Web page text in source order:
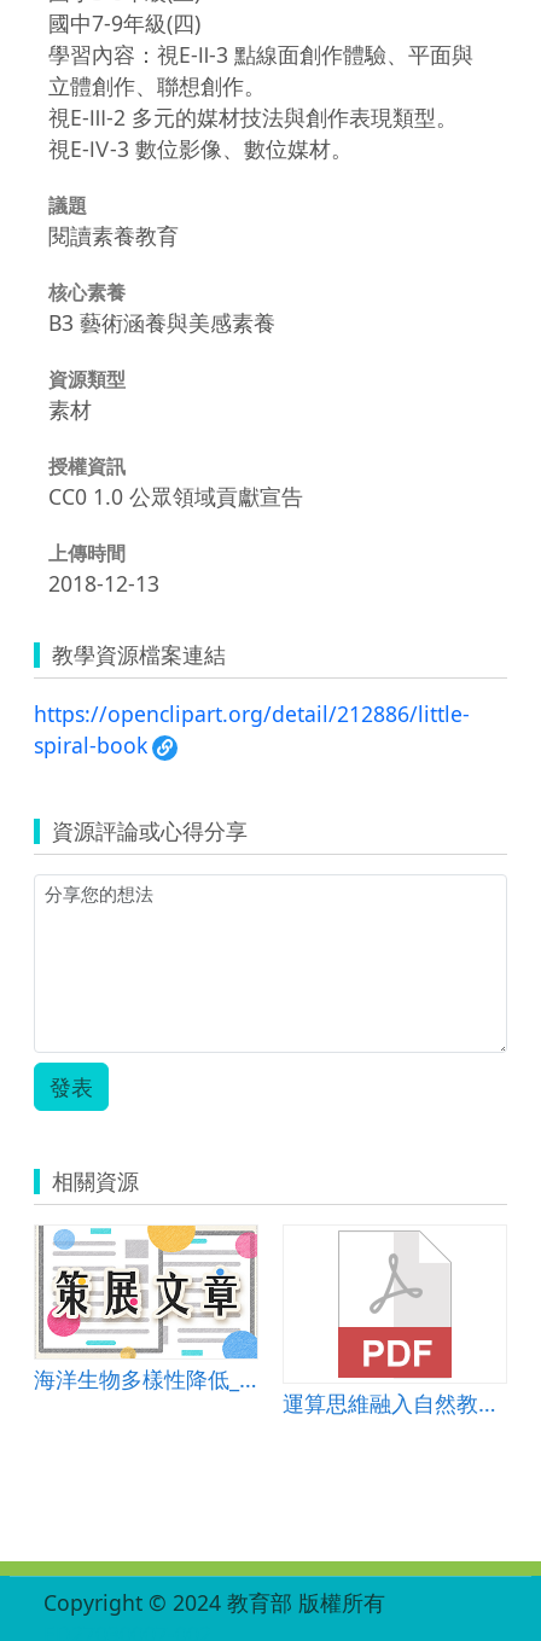
國中7-9年級(四)
學習內容：視E-Ⅱ-3 點線面創作體驗、平面與
立體創作、聯想創作。
視E-Ⅲ-2 多元的媒材技法與創作表現類型。
視E-Ⅳ-3 數位影像、數位媒材。
議題
閱讀素養教育
核心素養
B3 藝術涵養與美感素養
資源類型
素材
授權資訊
CC0 1.0 公眾領域貢獻宣告
上傳時間
2018-12-13
教學資源檔案連結
https://openclipart.org/detail/212886/little-
spiral-book
資源評論或心得分享
發表
相關資源
海洋生物多樣性降低_單元學習單
運算思維融入自然教材-防疫送餐機器人
Copyright © 2024 教育部 版權所有